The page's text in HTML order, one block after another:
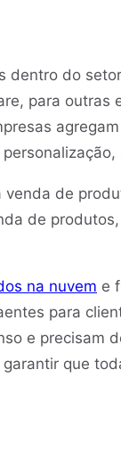
dentro do
para outras
de
de
na nuvem e
para
e precisam
que